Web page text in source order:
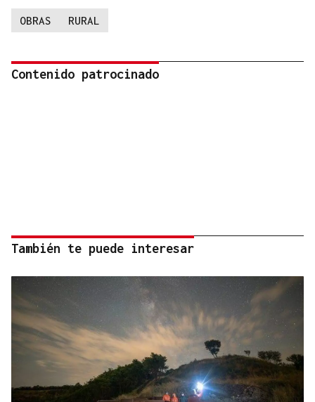
OBRAS RURAL
Contenido patrocinado
También te puede interesar